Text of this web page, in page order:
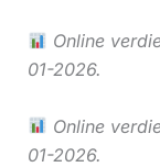
Online
01-2026.
Online
01-2026.